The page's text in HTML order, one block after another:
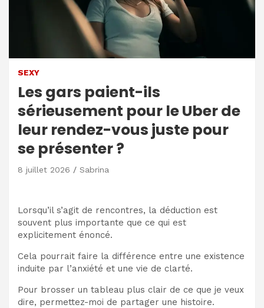
SEXY
Les gars paient-ils
sérieusement pour le Uber de
leur rendez-vous juste pour
se présenter ?
8 juillet 2026 Sabrina
Lorsqu’il s’agit de rencontres, la déduction est
souvent plus importante que ce qui est
explicitement énoncé.
Cela pourrait faire la différence entre une existence
induite par l’anxiété et une vie de clarté.
Pour brosser un tableau plus clair de ce que je veux
dire, permettez-moi de partager une histoire.